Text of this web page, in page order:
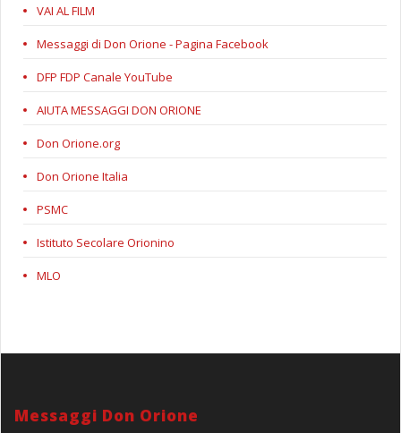
VAI AL FILM
Messaggi di Don Orione - Pagina Facebook
DFP FDP Canale YouTube
AIUTA MESSAGGI DON ORIONE
Don Orione.org
Don Orione Italia
PSMC
Istituto Secolare Orionino
MLO
Messaggi Don Orione